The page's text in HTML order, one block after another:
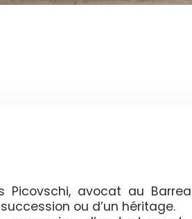
avocat au
ou d’un héritage.